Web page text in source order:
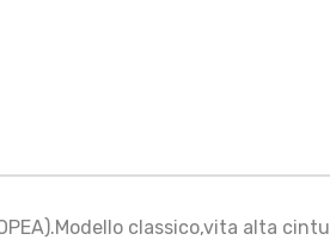
classico,vita alta